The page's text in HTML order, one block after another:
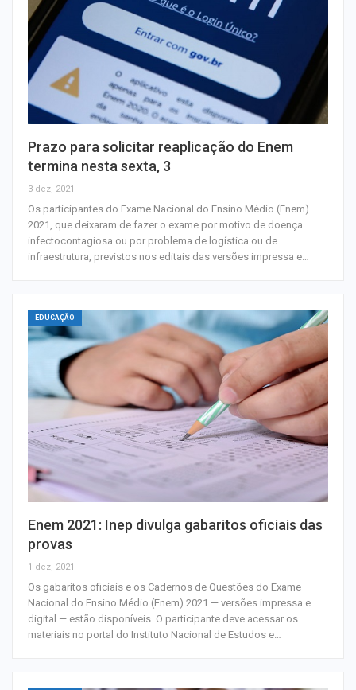
Prazo para solicitar reaplicação do Enem
termina nesta sexta, 3
3 dez, 2021
Os participantes do Exame Nacional do Ensino Médio (Enem)
2021, que deixaram de fazer o exame por motivo de doença
infectocontagiosa ou por problema de logística ou de
infraestrutura, previstos nos editais das versões impressa e…
EDUCAÇÃO
Enem 2021: Inep divulga gabaritos oficiais das
provas
1 dez, 2021
Os gabaritos oficiais e os Cadernos de Questões do Exame
Nacional do Ensino Médio (Enem) 2021 — versões impressa e
digital — estão disponíveis. O participante deve acessar os
materiais no portal do Instituto Nacional de Estudos e…